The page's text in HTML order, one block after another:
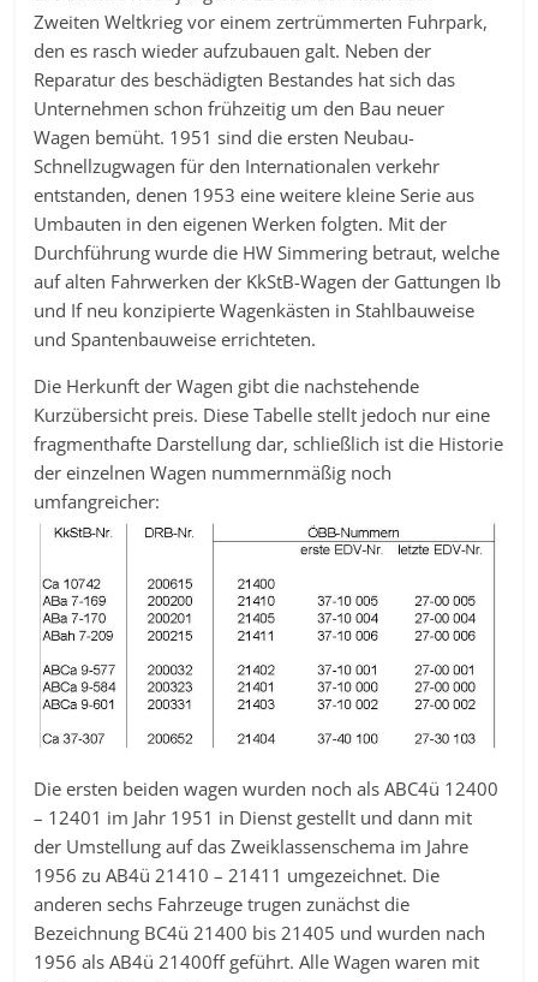
Zweiten Weltkrieg vor einem zertrümmerten Fuhrpark,
den es rasch wieder aufzubauen galt. Neben der
Reparatur des beschädigten Bestandes hat sich das
Unternehmen schon frühzeitig um den Bau neuer
Wagen bemüht. 1951 sind die ersten Neubau-
Schnellzugwagen für den Internationalen verkehr
entstanden, denen 1953 eine weitere kleine Serie aus
Umbauten in den eigenen Werken folgten. Mit der
Durchführung wurde die HW Simmering betraut, welche
auf alten Fahrwerken der KkStB-Wagen der Gattungen Ib
und If neu konzipierte Wagenkästen in Stahlbauweise
und Spantenbauweise errichteten.
Die Herkunft der Wagen gibt die nachstehende
Kurzübersicht preis. Diese Tabelle stellt jedoch nur eine
fragmenthafte Darstellung dar, schließlich ist die Historie
der einzelnen Wagen nummernmäßig noch
umfangreicher:
Die ersten beiden wagen wurden noch als ABC4ü 12400
– 12401 im Jahr 1951 in Dienst gestellt und dann mit
der Umstellung auf das Zweiklassenschema im Jahre
1956 zu AB4ü 21410 – 21411 umgezeichnet. Die
anderen sechs Fahrzeuge trugen zunächst die
Bezeichnung BC4ü 21400 bis 21405 und wurden nach
1956 als AB4ü 21400ff geführt. Alle Wagen waren mit